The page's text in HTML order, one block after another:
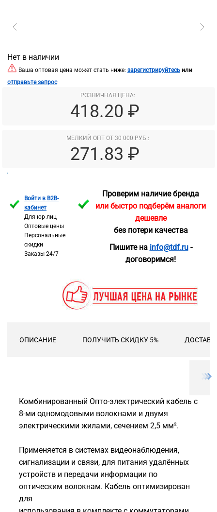
Нет в наличии
Ваша оптовая цена может стать ниже: зарегистрируйтесь или
отправьте запрос
РОЗНИЧНАЯ ЦЕНА:
418.20 ₽
МЕЛКИЙ ОПТ ОТ 30 000 РУБ.:
271.83 ₽
Войти в B2B-
кабинет
Для юр лиц
Оптовые цены
Персональные
скидки
Заказы 24/7
Проверим наличие бренда
или быстро подберём аналоги
дешевле
без потери качества
Пишите на info@tdf.ru-
договоримся!
ОПИСАНИЕ ПОЛУЧИТЬ СКИДКУ 5%
Комбинированный Опто-электрический кабель с
8-ми одномодовыми волокнами и двумя
электрическими жилами, сечением 2,5 мм².
Применяется в системах видеонаблюдения,
сигнализации и связи, для питания удалённых
устройств и передачи информации по
оптическим волокнам. Кабель оптимизирован
для